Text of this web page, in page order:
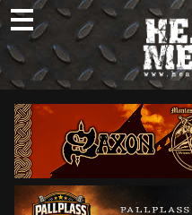
Skip
to
content